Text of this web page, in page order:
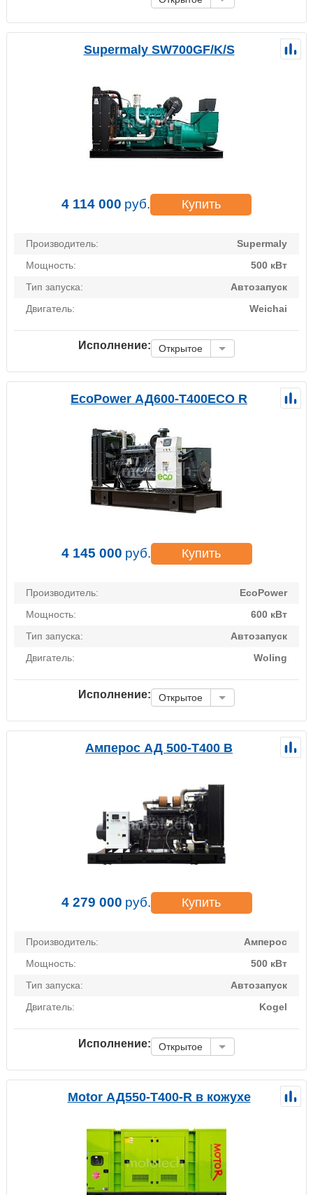
Supermaly SW700GF/K/S
4 114 000 руб. Купить
Производитель:
Supermaly
Мощность:
500 кВт
Тип запуска:
Автозапуск
Двигатель:
Weichai
Исполнение: Открытое
EcoPower АД600-T400ECO R
4 145 000 руб. Купить
Производитель:
EcoPower
Мощность:
600 кВт
Тип запуска:
Автозапуск
Двигатель:
Woling
Исполнение: Открытое
Амперос АД 500-Т400 B
4 279 000 руб. Купить
Производитель:
Амперос
Мощность:
500 кВт
Тип запуска:
Автозапуск
Двигатель:
Kogel
Исполнение: Открытое
Motor АД550-Т400-R в кожухе